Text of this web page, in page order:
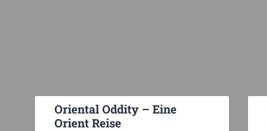
Oriental Oddity – Eine
Orient Reise